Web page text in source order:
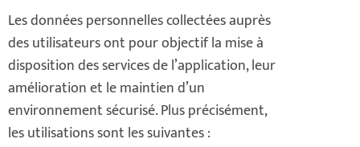
Les données personnelles collectées auprès
des utilisateurs ont pour objectif la mise à
disposition des services de l’application, leur
amélioration et le maintien d’un
environnement sécurisé. Plus précisément,
les utilisations sont les suivantes :